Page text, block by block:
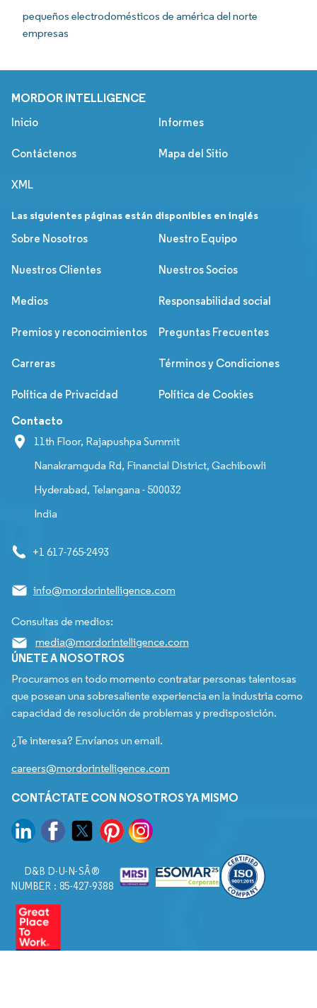
pequeños electrodomésticos de américa del norte
empresas
MORDOR INTELLIGENCE
Inicio Informes
Contáctenos Mapa del Sitio
XML
Las siguientes páginas están disponibles en inglés
Sobre Nosotros
Nuestro Equipo
Nuestros Clientes Nuestros Socios
Medios Responsabilidad social
Premios y reconocimientos Preguntas Frecuentes
Carreras Términos y Condiciones
Política de Privacidad Política de Cookies
Contacto
11th Floor, Rajapushpa Summit
Nanakramguda Rd, Financial District, Gachibowli
Hyderabad, Telangana - 500032
India
+1 617-765-2493
info@mordorintelligence.com
Consultas de medios:
media@mordorintelligence.com
ÚNETE A NOSOTROS
Procuramos en todo momento contratar personas talentosas
que posean una sobresaliente experiencia en la industria como
capacidad de resolución de problemas y predisposición.
¿Te interesa? Envíanos un email.
careers@mordorintelligence.com
CONTÁCTATE CON NOSOTROS YA MISMO
D&B D-U-N-SÂ®
NUMBER : 85-427-9388